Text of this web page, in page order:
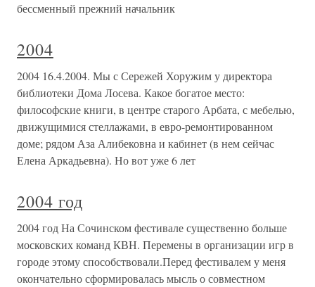
бессменный прежний начальник
2004
2004 16.4.2004. Мы с Сережей Хоружим у директора
библиотеки Дома Лосева. Какое богатое место:
философские книги, в центре старого Арбата, с мебелью,
движущимися стеллажами, в евро-ремонтированном
доме; рядом Аза Алибековна и кабинет (в нем сейчас
Елена Аркадьевна). Но вот уже 6 лет
2004 год
2004 год На Сочинском фестивале существенно больше
московских команд КВН. Перемены в организации игр в
городе этому способствовали.Перед фестивалем у меня
окончательно сформировалась мысль о совместном